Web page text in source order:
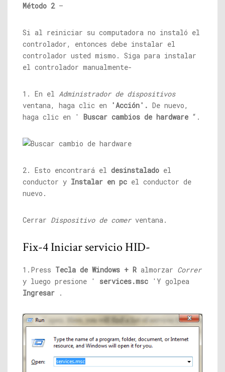
Método 2–
Si al reiniciar su computadora no instaló el
controlador, entonces debe instalar el
controlador usted mismo. Siga para instalar
el controlador manualmente-
1. En el Administrador de dispositivos
ventana, haga clic en
'Acción'. De nuevo,
haga clic en ' Buscar cambios de hardware “.
2. Esto encontrará el desinstalado el
conductor y Instalar en pc el conductor de
nuevo.
Cerrar Dispositivo de comerventana.
Fix-4 Iniciar servicio HID-
1.Press Tecla de Windows + R almorzar Correr
y luego presione ' services.msc 'Y golpea
Ingresar .